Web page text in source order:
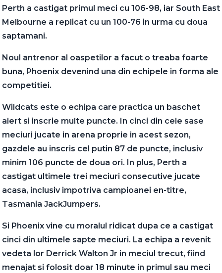
Perth a castigat primul meci cu 106-98, iar South East
Melbourne a replicat cu un 100-76 in urma cu doua
saptamani.
Noul antrenor al oaspetilor a facut o treaba foarte
buna, Phoenix devenind una din echipele in forma ale
competitiei.
Wildcats este o echipa care practica un baschet
alert si inscrie multe puncte. In cinci din cele sase
meciuri jucate in arena proprie in acest sezon,
gazdele au inscris cel putin 87 de puncte, inclusiv
minim 106 puncte de doua ori. In plus, Perth a
castigat ultimele trei meciuri consecutive jucate
acasa, inclusiv impotriva campioanei en-titre,
Tasmania JackJumpers.
Si Phoenix vine cu moralul ridicat dupa ce a castigat
cinci din ultimele sapte meciuri. La echipa a revenit
vedeta lor Derrick Walton Jr in meciul trecut, fiind
menajat si folosit doar 18 minute in primul sau meci